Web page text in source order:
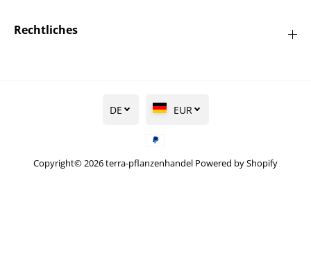
Rechtliches
Copyright© 2026terra-pflanzenhandel Powered by Shopify
DE EUR